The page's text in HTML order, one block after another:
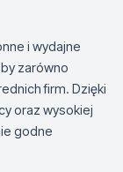
i wydajne
zarówno
firm. Dzięki
oraz wysokiej
godne